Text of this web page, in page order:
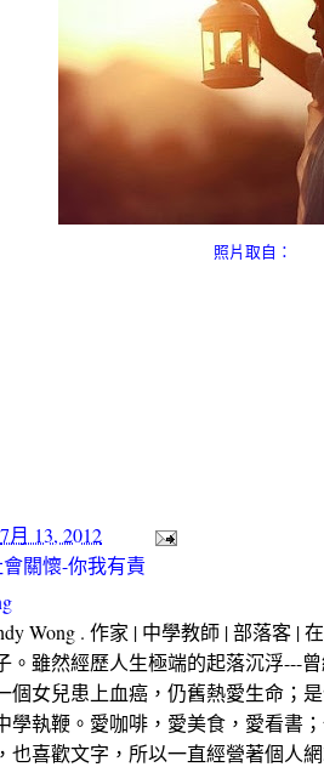
照片取自：
7月 13, 2012
關懷-你我有責
Wong . 作家 | 中學教師 | 部落客 |
。雖然經歷人生極端的起落沉浮---
個女兒患上血癌，仍舊熱愛生命；
學執鞭。愛咖啡，愛美食，愛看書
也喜歡文字，所以一直經營著個人